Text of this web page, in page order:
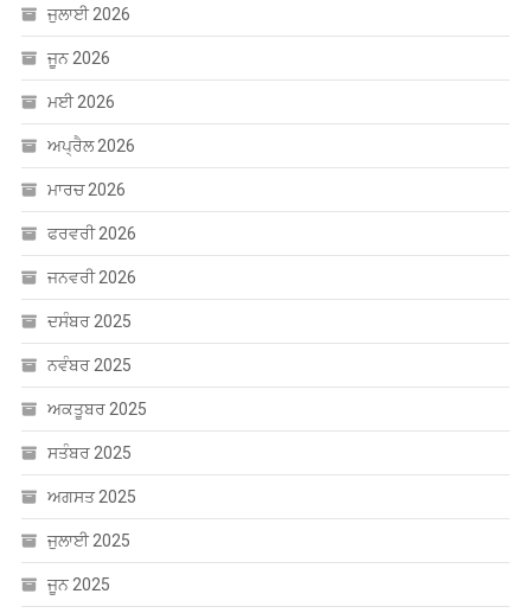
ਜੁਲਾਈ 2026
ਜੂਨ 2026
ਮਈ 2026
ਅਪ੍ਰੈਲ 2026
ਮਾਰਚ 2026
ਫਰਵਰੀ 2026
ਜਨਵਰੀ 2026
ਦਸੰਬਰ 2025
ਨਵੰਬਰ 2025
ਅਕਤੂਬਰ 2025
ਸਤੰਬਰ 2025
ਅਗਸਤ 2025
ਜੁਲਾਈ 2025
ਜੂਨ 2025